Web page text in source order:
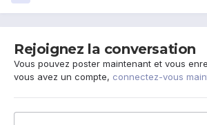
Rejoignez la conversation
Vous pouvez poster maintenant et vous
vous avez un compte, connectez-vous